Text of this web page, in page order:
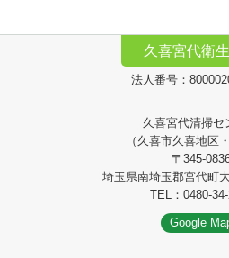
久喜宮代衛
法人番号：
久喜宮代清掃セ
（久喜市久喜地区
〒345-
埼玉県南埼玉郡宮代町
TEL：0480-
Google